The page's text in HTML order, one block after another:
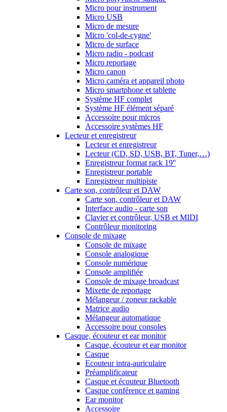
Micro pour instrument
Micro USB
Micro de mesure
Micro 'col-de-cygne'
Micro de surface
Micro radio - podcast
Micro reportage
Micro canon
Micro caméra et appareil photo
Micro smartphone et tablette
Système HF complet
Système HF élément séparé
Accessoire pour micros
Accessoire systèmes HF
Lecteur et enregistreur
Lecteur et enregistreur
Lecteur (CD, SD, USB, BT, Tuner,…)
Enregistreur format rack 19''
Enregistreur portable
Enregistreur multipiste
Carte son, contrôleur et DAW
Carte son, contrôleur et DAW
Interface audio - carte son
Clavier et contrôleur, USB et MIDI
Contrôleur monitoring
Console de mixage
Console de mixage
Console analogique
Console numérique
Console amplifiée
Console de mixage broadcast
Mixette de reportage
Mélangeur / zoneur rackable
Matrice audio
Mélangeur automatique
Accessoire pour consoles
Casque, écouteur et ear monitor
Casque, écouteur et ear monitor
Casque
Ecouteur intra-auriculaire
Préamplificateur
Casque et écouteur Bluetooth
Casque conférence et gaming
Ear monitor
Accessoire